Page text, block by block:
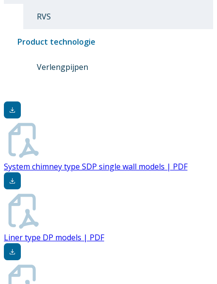
RVS
Product technologie
Verlengpijpen
System chimney type SDP single wall models | PDF
Liner type DP models | PDF